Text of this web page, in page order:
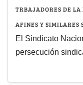
TRBAJADORES DE
AFINES Y SIMILARES
El Sindicato
persecución